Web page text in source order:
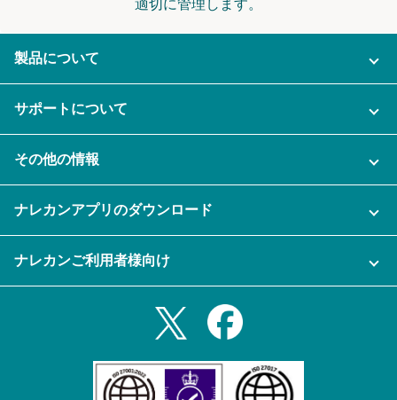
適切に管理します。
製品について
ご利用企業様の声
セキュリティ
資料をダウンロードする
メール自動転送機能
サポートについて
充実サポート
その他の情報
セミナー一覧
プライバシーポリシー
ナレカンアプリのダウンロード
Androidタブレットアプリ
ナレカンご利用者様向け